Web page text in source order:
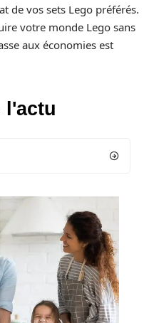
de vos sets Lego préférés.
votre monde Lego sans
aux économies est
l'actu